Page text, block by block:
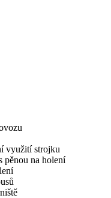
využití strojku
pěnou na holení